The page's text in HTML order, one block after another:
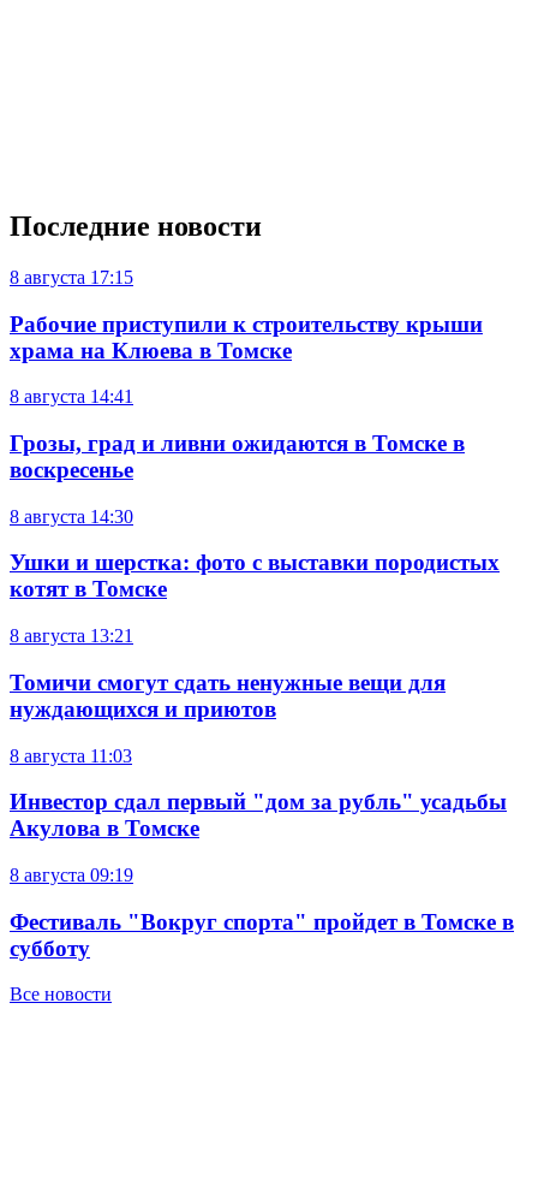
Последние новости
8 августа 17:15
Рабочие приступили к строительству крыши
храма на Клюева в Томске
8 августа 14:41
Грозы, град и ливни ожидаются в Томске в
воскресенье
8 августа 14:30
Ушки и шерстка: фото с выставки породистых
котят в Томске
8 августа 13:21
Томичи смогут сдать ненужные вещи для
нуждающихся и приютов
8 августа 11:03
Инвестор сдал первый "дом за рубль" усадьбы
Акулова в Томске
8 августа 09:19
Фестиваль "Вокруг спорта" пройдет в Томске в
субботу
Все новости